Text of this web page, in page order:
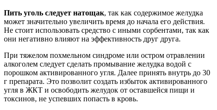
Пить уголь следует натощак, так как содержимое желудка
может значительно увеличить время до начала его действия.
Не стоит использовать средство с иными сорбентами, так как
они негативно влияют на эффективность друг друга.
При тяжелом похмельном синдроме или остром отравлении
алкоголем следует сделать промывание желудка водой с
порошком активированного угля. Далее принять внутрь до 30
г препарата. Это позволит создать избыток активированного
угля в ЖКТ и освободить желудок от оставшейся пищи и
токсинов, не успевших попасть в кровь.